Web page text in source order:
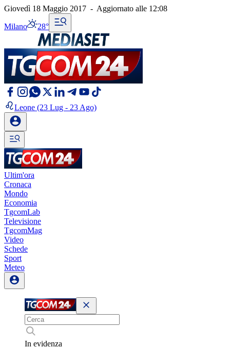
Giovedì 18 Maggio 2017 - Aggiornato alle 12:08
Milano 28°
Leone (23 Lug - 23 Ago)
Ultim'ora
Cronaca
Mondo
Economia
TgcomLab
Televisione
TgcomMag
Video
Schede
Sport
Meteo
In evidenza